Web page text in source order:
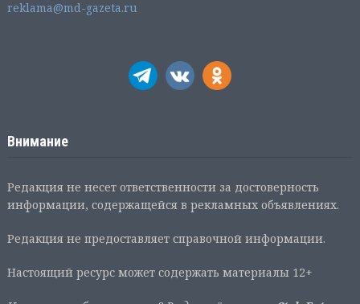
reklama@md-gazeta.ru
Внимание
Редакция не несет ответственности за достоверность
информации, содержащейся в рекламных объявлениях.
Редакция не предоставляет справочной информации.
Настоящий ресурс может содержать материалы 12+